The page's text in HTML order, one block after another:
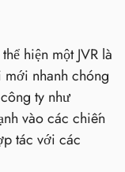
hiện một JVR là
nhanh chóng
ty như
vào các chiến
tác với các